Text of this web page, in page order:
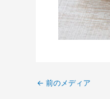
← 前のメディア